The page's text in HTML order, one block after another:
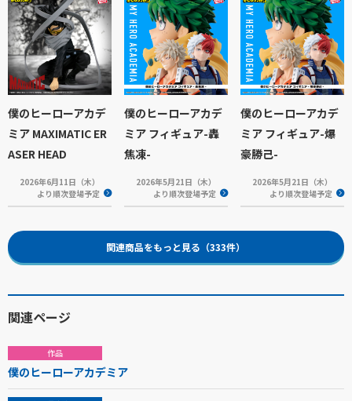
僕のヒーローアカデ
ミア MAXIMATIC ER
ASER HEAD
2026年6月11日（木）
より順次登場予定
僕のヒーローアカデ
ミア フィギュア-轟
焦凍-
2026年5月21日（木）
より順次登場予定
僕のヒーローアカデ
ミア フィギュア-爆
豪勝己-
2026年5月21日（木）
より順次登場予定
関連商品をもっと見る（333件）
関連ページ
作品
僕のヒーローアカデミア